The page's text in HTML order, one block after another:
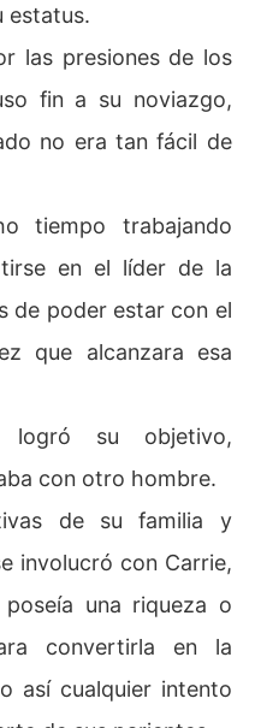
estatus.
las presiones de los
fin a su noviazgo,
no era tan fácil de
tiempo trabajando
en el líder de la
de poder estar con el
que alcanzara esa
logró su objetivo,
con otro hombre.
de su familia y
involucró con Carrie,
una riqueza o
convertirla en la
así cualquier intento